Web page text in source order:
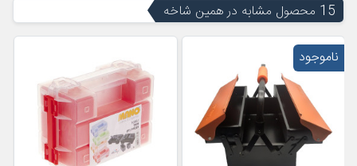
15 محصول مشابه در همین شاخه
ناموجود